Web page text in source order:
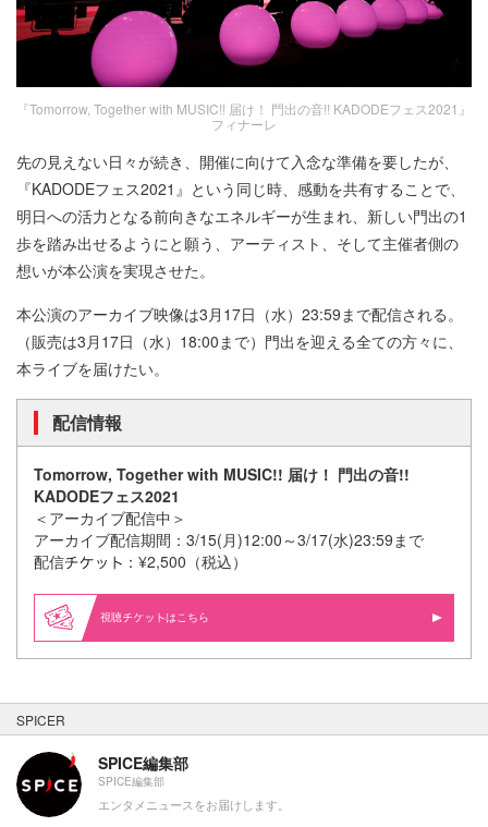
『Tomorrow, Together with MUSIC!! 届け！ 門出の音!! KADODEフェス2021』
フィナーレ
先の見えない日々が続き、開催に向けて入念な準備を要したが、
『KADODEフェス2021』という同じ時、感動を共有することで、
明日への活力となる前向きなエネルギーが生まれ、新しい門出の1
歩を踏み出せるようにと願う、アーティスト、そして主催者側の
想いが本公演を実現させた。
本公演のアーカイブ映像は3月17日（水）23:59まで配信される。
（販売は3月17日（水）18:00まで）門出を迎える全ての方々に、
本ライブを届けたい。
配信情報
Tomorrow, Together with MUSIC!! 届け！ 門出の音!!
KADODEフェス2021
＜アーカイブ配信中＞
アーカイブ配信期間：3/15(月)12:00～3/17(水)23:59まで
配信
：¥2,500（税込）
視聴 はこちら
SPICER
SPICE編集部
SPICE編集部
エンタメニュースをお届けします。